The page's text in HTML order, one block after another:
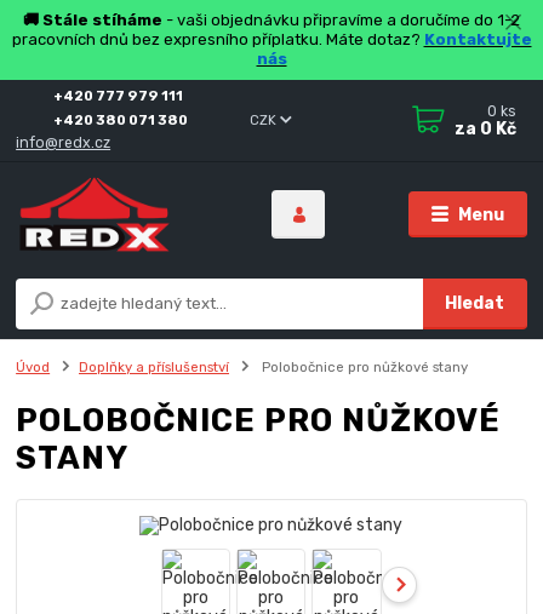
🚚 Stále stíháme - vaši objednávku připravíme a doručíme do 1-2
pracovních dnů bez expresního příplatku. Máte dotaz? Kontaktujte
nás
Menu
CZK
Hledat
+420 777 979 111
+420 380 071 380
info@redx.cz
0 ks
za 0 Kč
Úvod Doplňky a příslušenství Polobočnice pro nůžkové stany
POLOBOČNICE PRO NŮŽKOVÉ
STANY